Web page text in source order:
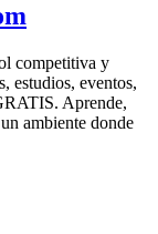
competitiva y
estudios, eventos,
Aprende,
ambiente donde